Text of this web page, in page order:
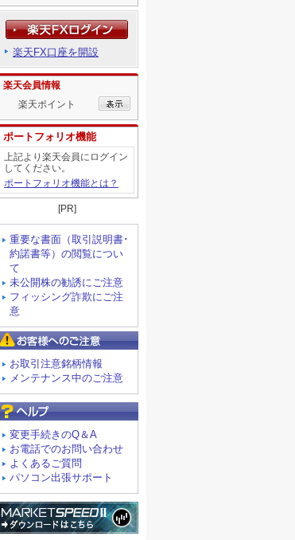
楽天FX口座を開設
楽天会員情報
楽天ポイント
ポートフォリオ機能
上記より楽天会員にログイン
してください。
ポートフォリオ機能とは？
[PR]
重要な書面（取引説明書･
約諾書等）の閲覧につい
て
未公開株の勧誘にご注意
フィッシング詐欺にご注
意
お取引注意銘柄情報
メンテナンス中のご注意
変更手続きのQ＆A
お電話でのお問い合わせ
よくあるご質問
パソコン出張サポート